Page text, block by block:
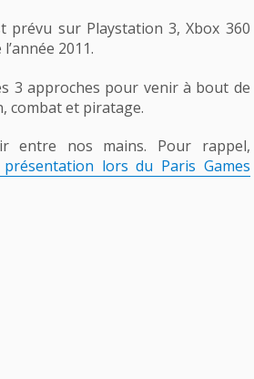
prévu sur Playstation 3, Xbox 360
2011.
3 approches pour venir à bout de
combat et piratage.
entre nos mains. Pour rappel,
lors du Paris Games